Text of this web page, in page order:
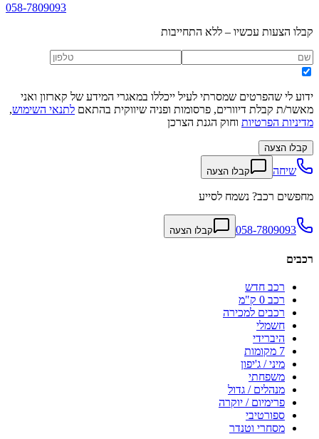
058-7809093
קבלו הצעות עכשיו – ללא התחייבות
ידוע לי שהפרטים שמסרתי לעיל ייכללו במאגרי המידע של קארזון ואני
מאשר/ת קבלת דיוורים, פרסומות ופניה שיווקית בהתאם לתנאי השימוש,
מדיניות הפרטיות וחוק הגנת הצרכן
קבלו הצעה
שיחה קבלו הצעה
מחפשים רכב? נשמח לסייע
058-7809093 קבלו הצעה
רכבים
רכב חדש
רכב 0 ק"מ
רכבים למכירה
חשמלי
היברידי
7 מקומות
מיני / ג'יפון
משפחתי
מנהלים / גדול
פרימיום / יוקרה
ספורטיבי
מסחרי וטנדר